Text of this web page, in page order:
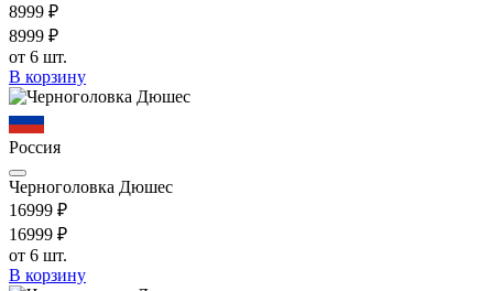
8999 ₽
8999 ₽
от 6 шт.
В корзину
Россия
Черноголовка Дюшес
16999 ₽
16999 ₽
от 6 шт.
В корзину